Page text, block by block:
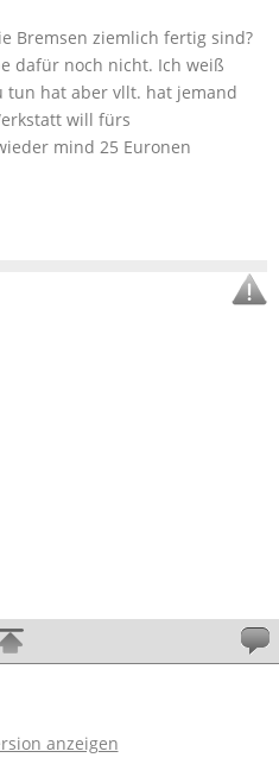
Bremsen ziemlich fertig sind?
dafür noch nicht. Ich weiß
tun hat aber vllt. hat jemand
will fürs
mind 25 Euronen
anzeigen